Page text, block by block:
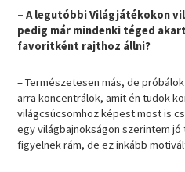
– A legutóbbi Világjátékokon
pedig már mindenki téged
favoritként rajthoz állni?
– Természetesen más, de
arra koncentrálok, amit én tudok
világcsúcsomhoz képest most is
egy világbajnokságon szerintem
figyelnek rám, de ez inkább